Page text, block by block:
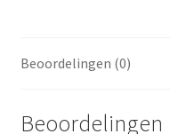
Maaltijden Diepvries
Beoordelingen (0)
Beoordelingen